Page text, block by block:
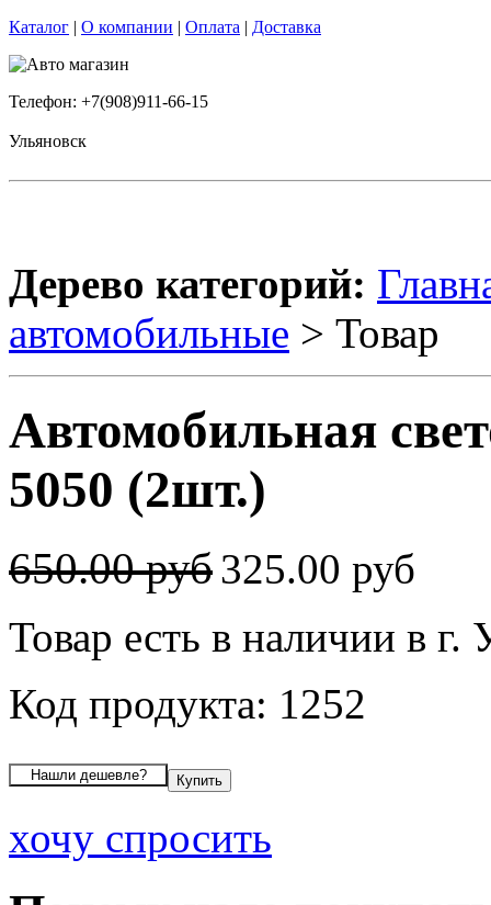
Каталог | О компании | Оплата | Доставка
Телефон: +7(908)911-66-15
Ульяновск
Дерево категорий:
автомобильные > Товар
Автомобильная
5050 (2шт.)
650.00 руб325.00 руб
Товар есть в наличии в г.
Код продукта: 1252
хочу спросить